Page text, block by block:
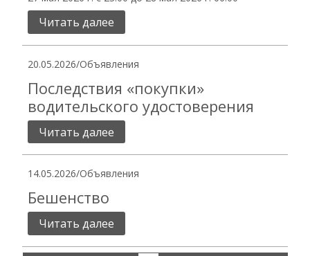
Читать далее
20.05.2026/Объявления
Последствия «покупки»
водительского удостоверения
Читать далее
14.05.2026/Объявления
Бешенство
Читать далее